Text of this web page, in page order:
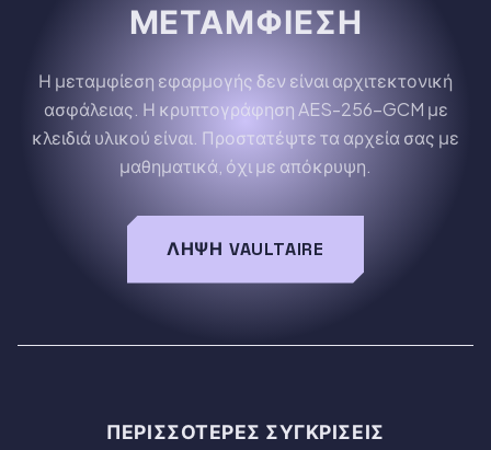
ΜΕΤΑΜΦΊΕΣΗ
Η μεταμφίεση εφαρμογής δεν είναι αρχιτεκτονική
ασφάλειας. Η κρυπτογράφηση AES-256-GCM με
κλειδιά υλικού είναι. Προστατέψτε τα αρχεία σας με
μαθηματικά, όχι με απόκρυψη.
ΛΉΨΗ VAULTAIRE
ΠΕΡΙΣΣΌΤΕΡΕΣ ΣΥΓΚΡΊΣΕΙΣ